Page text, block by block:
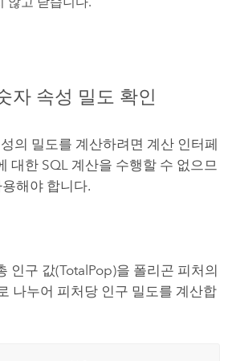
자 속성 밀도 확인
의 밀도를 계산하려면 계산 인터페
대한 SQL 계산을 수행할 수 없으므
해야 합니다.
인구 값(TotalPop)을 폴리곤 피처의
나누어 피처당 인구 밀도를 계산합